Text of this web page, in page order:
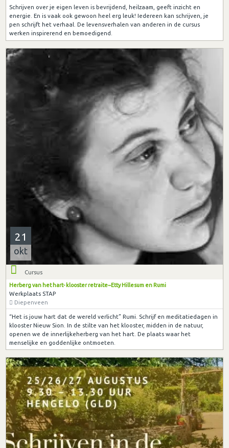
Schrijven over je eigen leven is bevrijdend, heilzaam, geeft inzicht en
energie. En is vaak ook gewoon heel erg leuk! Iedereen kan schrijven, je
pen schrijft het verhaal. De levensverhalen van anderen in de cursus
werken inspirerend en bemoedigend.
21
okt
Cursus
Herberg van het hart- klooster retraite~Etty Hillesum en Rumi
Werkplaats STAP
Diepenveen
“Het is jouw hart dat de wereld verlicht” Rumi. Schrijf en meditatiedagen in
klooster Nieuw Sion. In de stilte van het klooster, midden in de natuur,
openen we de innerlijkeherberg van het hart. De plaats waar het
menselijke en goddenlijke ontmoeten.